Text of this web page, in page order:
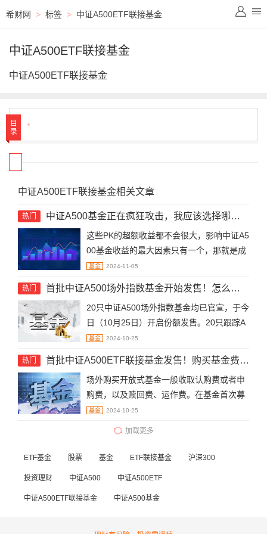
希财网 > 标签 > 中证A500ETF联接基金
中证A500ETF联接基金
中证A500ETF联接基金
目
录
中证A500ETF联接基金相关文章
热门 中证A500基金正在疯狂攻击，我应该选择哪只买入？
这些PK的超额收益都不会很大，影响中证A5
00基金收益的最大因素只有一个，那就是成
分股上涨还是下跌。
基金 2024-11-05
热门 首批中证A500场外指数基金开始发售！怎么买中证A500场外指数基金？
20只中证A500场外指数基金均已官宣，于今
日（10月25日）开启份额发售。20只跟踪A
500指数的场外基金包括10只ETF联接基
指数基金的购买途径：基金公司、第三方购
买平台、银行、证券公司。
基金 2024-10-25
热门 首批中证A500ETF联接基金发售！购买基金费用怎么计算？
场外购买开放式基金一般收取认购费或者申
购费，以及赎回费、运作费。在基金首次募
集期购买基金的行为称为认购，认购期结束
购费用＝认购金额－净认购金额，认购份额
净值。净申购金额＝申购金额/（1＋申购费
率），申购费用＝申购金额－净申购金额，
基金 2024-10-25
加载更多
ETF基金 股票 基金 ETF联接基金 沪深300
投资理财 中证A500 中证A500ETF
中证A500ETF联接基金 中证A500基金